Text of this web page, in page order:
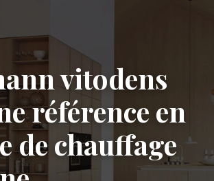
vitodens
référence en
de chauffage